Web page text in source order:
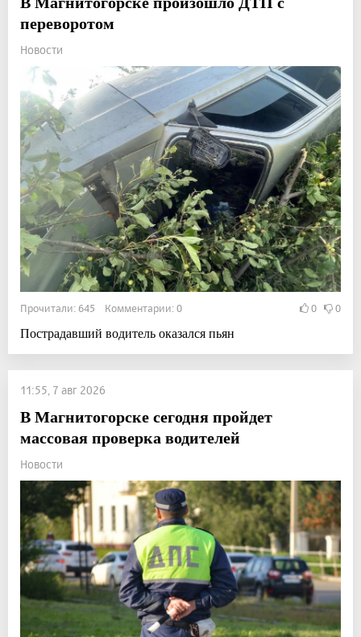
переворотом
Новости
Прочитали: 645 Комментарии: 0 0 0
Пострадавший водитель оказался пьян
11:55, 7 авг 2026
В Магнитогорске сегодня пройдет
массовая проверка водителей
Новости